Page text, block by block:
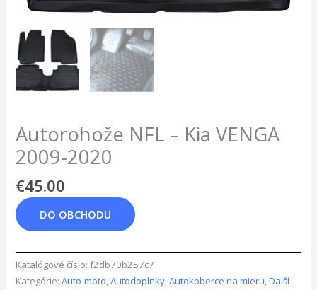
Autorohože NFL – Kia VENGA
2009-2020
€45.00
DO OBCHODU
Katalógové číslo:f2db70b257c7
Kategórie:Auto-moto,Autodoplnky,Autokoberce na mieru,Další